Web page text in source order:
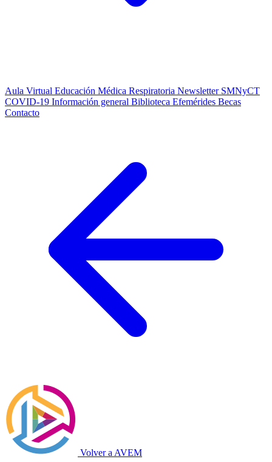
Aula Virtual Educación Médica Respiratoria Newsletter SMNyCT
COVID-19 Información general Biblioteca Efemérides Becas
Contacto
Volver a AVEM